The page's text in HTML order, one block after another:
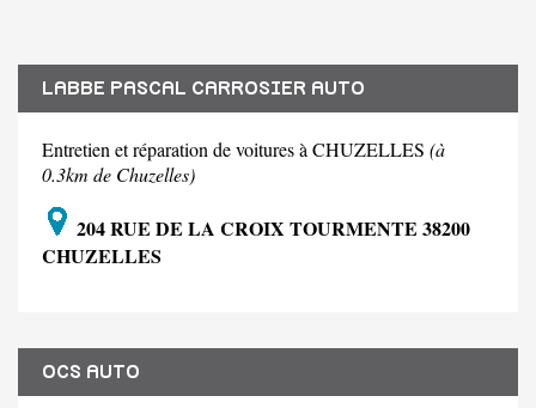
LABBE PASCAL CARROSIER AUTO
Entretien et réparation de voitures à CHUZELLES (à
0.3km de Chuzelles)
204 RUE DE LA CROIX TOURMENTE 38200
CHUZELLES
OCS AUTO